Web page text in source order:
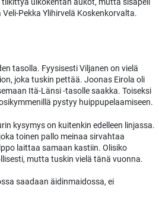
tilkittyä ulkokentän aukot, mutta sisäpeli
Pekka Ylihirvelä Koskenkorvalta.
tasolla. Fyysisesti Viljanen on vielä
joka tuskin pettää. Joonas Eirola oli
Itä-Länsi -tasolle saakka. Toiseksi
pystyy huippupelaamiseen.
kysymys on kuitenkin edelleen linjassa.
toinen pallo meinaa sirvahtaa
laittaa samaan kastiin. Olisiko
mutta tuskin vielä tänä vuonna.
saadaan äidinmaidossa, ei